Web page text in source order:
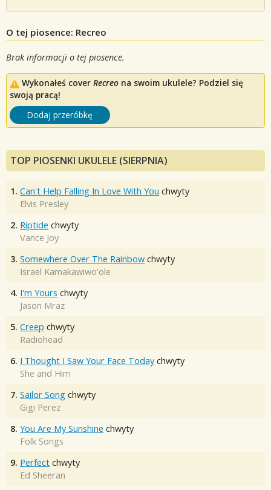
O tej piosence: Recreo
Brak informacji o tej piosence.
Wykonałeś cover Recreo na swoim ukulele? Podziel się
swoją pracą!
Dodaj przeróbkę
TOP PIOSENKI UKULELE (SIERPNIA)
1. Can't Help Falling In Love With You chwyty
Elvis Presley
2. Riptide chwyty
Vance Joy
3. Somewhere Over The Rainbow chwyty
Israel Kamakawiwo'ole
4. I'm Yours chwyty
Jason Mraz
5. Creep chwyty
Radiohead
6. I Thought I Saw Your Face Today chwyty
She and Him
7. Sailor Song chwyty
Gigi Perez
8. You Are My Sunshine chwyty
Folk Songs
9. Perfect chwyty
Ed Sheeran